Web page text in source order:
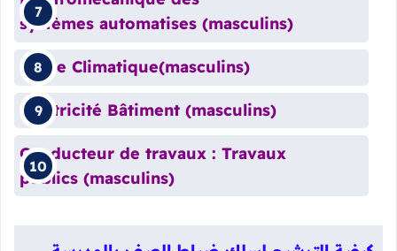
systèmes automatises (masculins)
Génie Climatique(masculins)
Electricité Bâtiment (masculins)
Conducteur de travaux : Travaux
publics (masculins)